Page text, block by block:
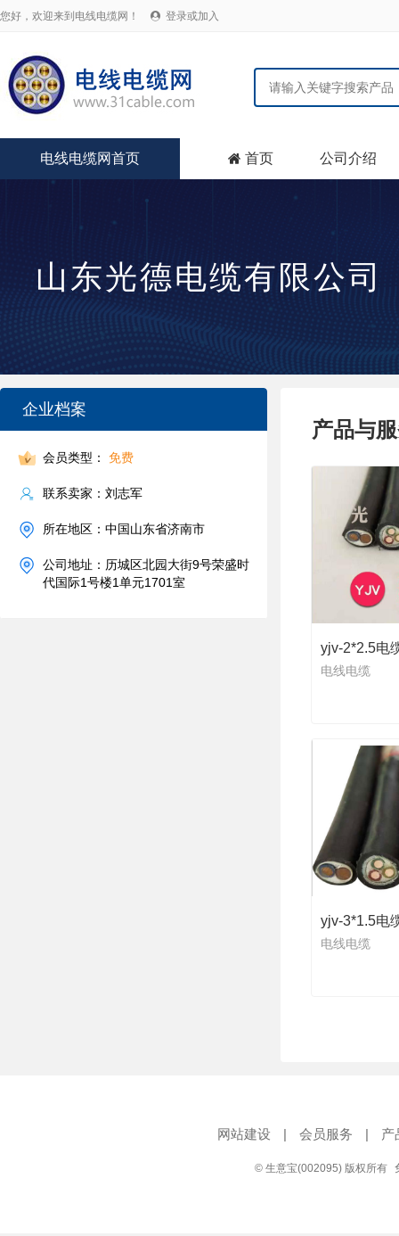
您好，欢迎来到电线电缆网！  登录或加入
电线电缆网首页  首页 公司介绍
山东光德电缆有限公司
企业档案
会员类型： 免费
联系卖家：刘志军
所在地区：中国山东省济南市
公司地址：历城区北园大街9号荣盛时
代国际1号楼1单元1701室
产品与
yjv-2*2.5电
电线电缆
yjv-3*1.5电
电线电缆
网站建设 | 会员服务 | 产
© 生意宝(002095) 版权所有